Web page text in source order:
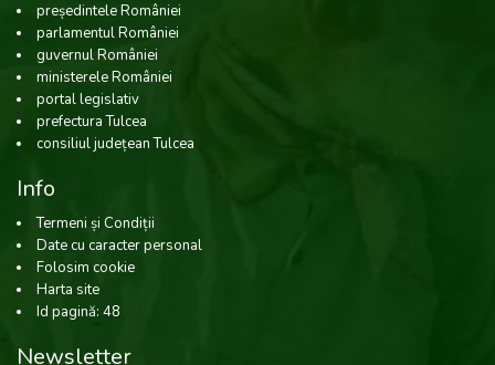
președintele României
parlamentul României
guvernul României
ministerele României
portal legislativ
prefectura Tulcea
consiliul județean Tulcea
Info
Termeni și Condiții
Date cu caracter personal
Folosim cookie
Harta site
Id pagină: 48
Newsletter